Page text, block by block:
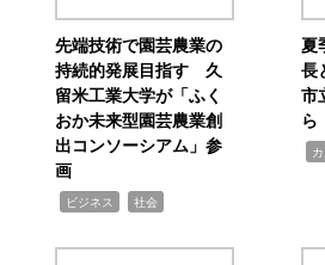
先端技術で園芸農業の
持続的発展目指す 久
留米工業大学が「ふく
おか未来型園芸農業創
出コンソーシアム」参
画
ビジネス 社会
夏
長
市
ら